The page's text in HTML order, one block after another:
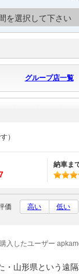
を選択して下さい
グループ店一覧
）
納車ま
価 高い 低い
入したユーザー
・山形県という遠